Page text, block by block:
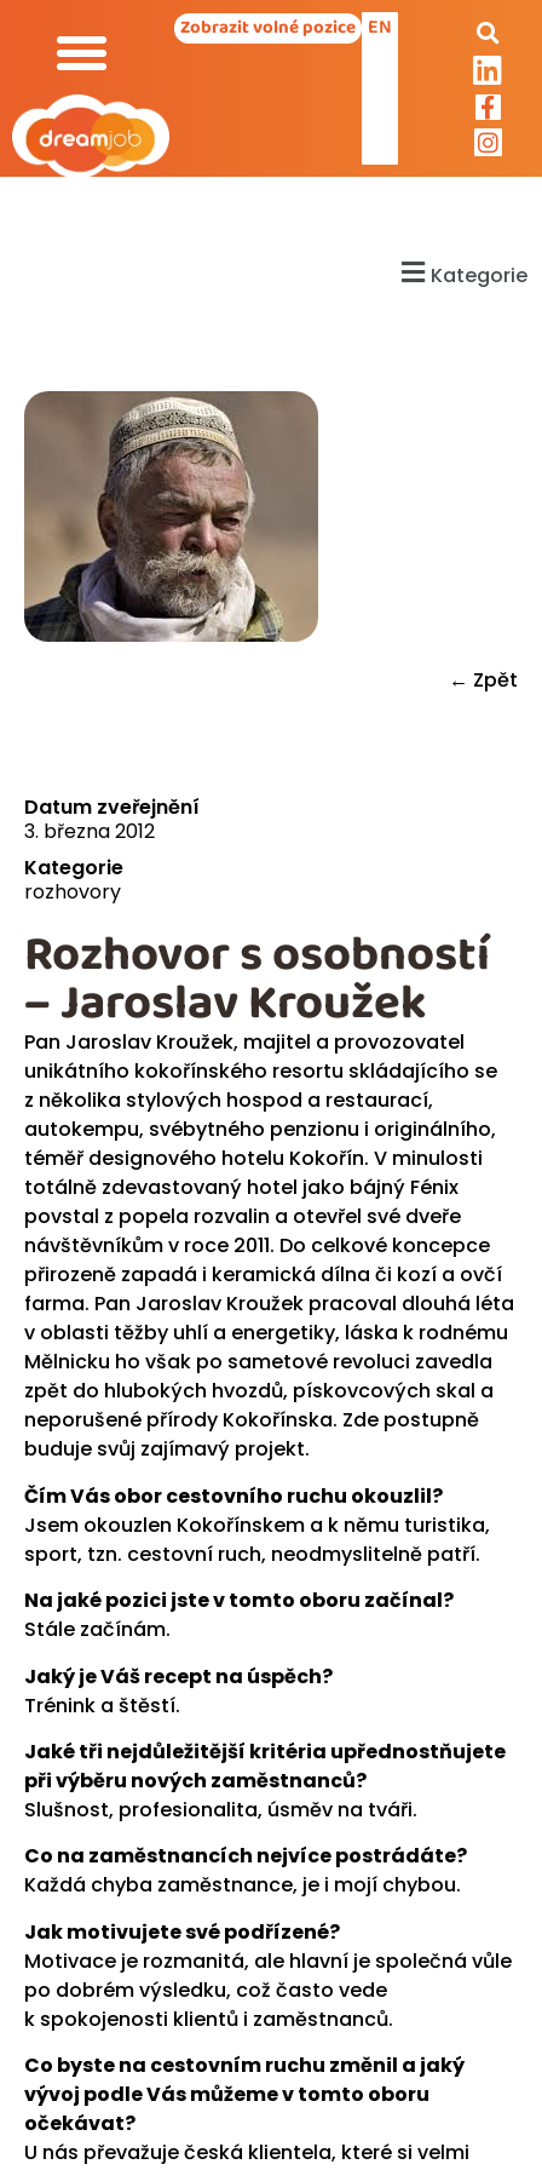
Zobrazit volné pozice EN
Kategorie
← Zpět
Datum zveřejnění
3. března 2012
Kategorie
rozhovory
Pan Jaroslav Kroužek, majitel a provozovatel
unikátního kokořínského resortu skládajícího se
z několika stylových hospod a restaurací,
autokempu, svébytného penzionu i originálního,
téměř designového hotelu Kokořín. V minulosti
totálně zdevastovaný hotel jako bájný Fénix
povstal z popela rozvalin a otevřel své dveře
návštěvníkům v roce 2011. Do celkové koncepce
přirozeně zapadá i keramická dílna či kozí a ovčí
farma. Pan Jaroslav Kroužek pracoval dlouhá léta
v oblasti těžby uhlí a energetiky, láska k rodnému
Mělnicku ho však po sametové revoluci zavedla
zpět do hlubokých hvozdů, pískovcových skal a
neporušené přírody Kokořínska. Zde postupně
buduje svůj zajímavý projekt.
Čím Vás obor cestovního ruchu okouzlil?
Jsem okouzlen Kokořínskem a k němu turistika,
sport, tzn. cestovní ruch, neodmyslitelně patří.
Na jaké pozici jste v tomto oboru začínal?
Stále začínám.
Jaký je Váš recept na úspěch?
Trénink a štěstí.
Jaké tři nejdůležitější kritéria upřednostňujete
při výběru nových zaměstnanců?
Slušnost, profesionalita, úsměv na tváři.
Co na zaměstnancích nejvíce postrádáte?
Každá chyba zaměstnance, je i mojí chybou.
Jak motivujete své podřízené?
Motivace je rozmanitá, ale hlavní je společná vůle
po dobrém výsledku, což často vede
k spokojenosti klientů i zaměstnanců.
Co byste na cestovním ruchu změnil a jaký
vývoj podle Vás můžeme v tomto oboru
očekávat?
U nás převažuje česká klientela, které si velmi
Rozhovor s osobností
– Jaroslav Kroužek